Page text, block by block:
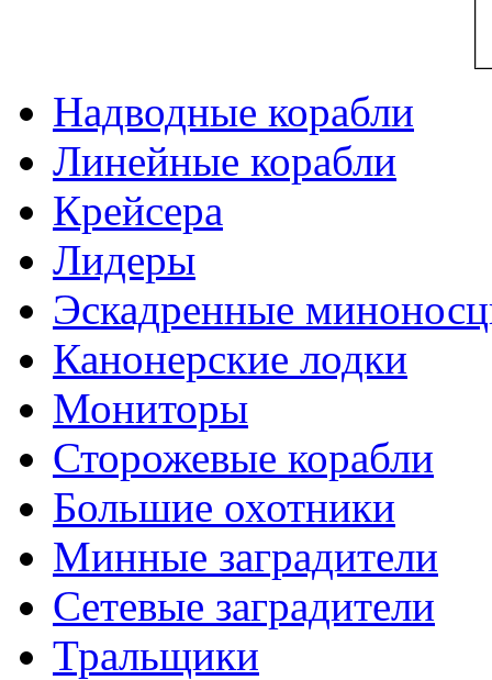
Надводные корабли
Линейные корабли
Крейсера
Лидеры
Эскадренные
Канонерские лодки
Мониторы
Сторожевые корабли
Большие охотники
Минные заградители
Сетевые заградители
Тральщики